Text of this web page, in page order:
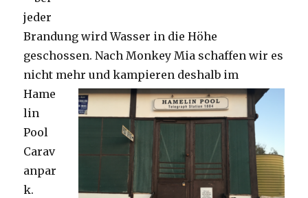
jeder
Brandung wird Wasser in die Höhe
geschossen. Nach Monkey Mia schaffen wir es
nicht mehr und kampieren deshalb im
Hame
lin
Pool
Carav
anpar
k.